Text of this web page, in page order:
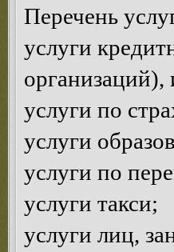
Перечень
услуги
услуги по
услуги
услуги по
услуги такси;
услуги лиц,